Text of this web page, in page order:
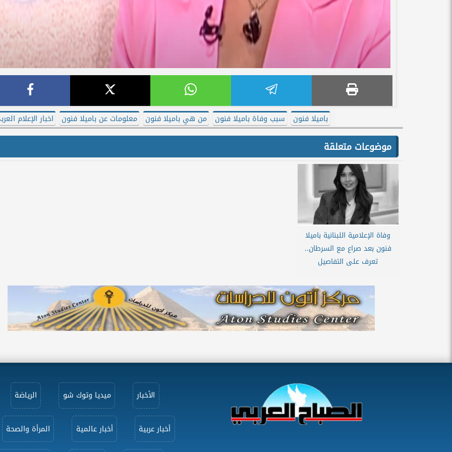
باميلا فنون سبب وفاة باميلا فنون من هي باميلا فنون معلومات عن باميلا فنون اخبار الإعلام
موضوعات متعلقة
وفاة الإعلامية اللبنانية باميلا
فنون بعد صراع مع السرطان..
تعرف على التفاصيل
الأخبار ميديا وتوك شو الرياضة
أخبار عربية أخبار عالمية المرأة والصحة